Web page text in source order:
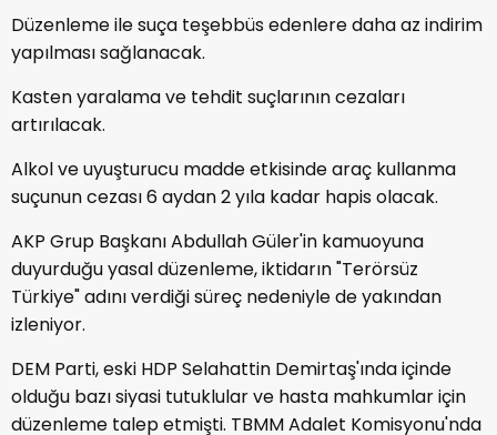
Düzenleme ile suça teşebbüs edenlere daha az indirim
yapılması sağlanacak.
Kasten yaralama ve tehdit suçlarının cezaları
artırılacak.
Alkol ve uyuşturucu madde etkisinde araç kullanma
suçunun cezası 6 aydan 2 yıla kadar hapis olacak.
AKP Grup Başkanı Abdullah Güler'in kamuoyuna
duyurduğu yasal düzenleme, iktidarın "Terörsüz
Türkiye" adını verdiği süreç nedeniyle de yakından
izleniyor.
DEM Parti, eski HDP Selahattin Demirtaş'ında içinde
olduğu bazı siyasi tutuklular ve hasta mahkumlar için
düzenleme talep etmişti. TBMM Adalet Komisyonu'nda